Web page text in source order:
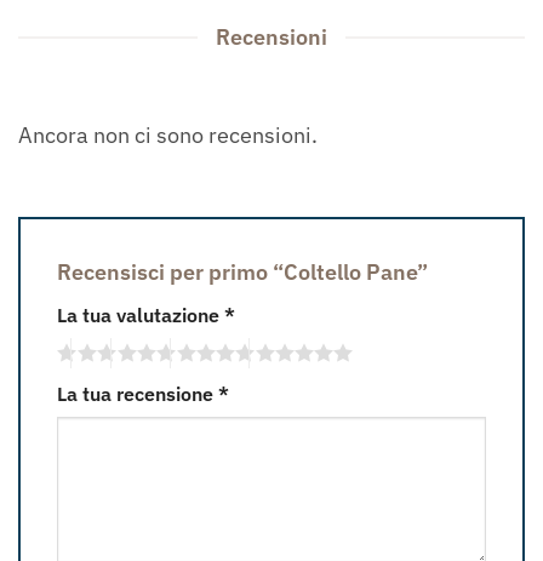
Recensioni
Ancora non ci sono recensioni.
Recensisci per primo “Coltello Pane”
La tua valutazione *
La tua recensione *